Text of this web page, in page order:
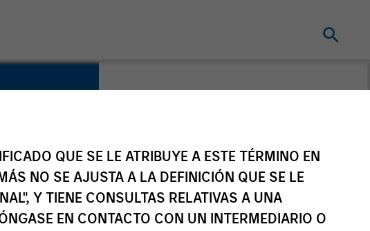
QUE SE LE ATRIBUYE A ESTE TÉRMINO EN
NO SE AJUSTA A LA DEFINICIÓN QUE SE LE
Y TIENE CONSULTAS RELATIVAS A UNA
EN CONTACTO CON UN INTERMEDIARIO O